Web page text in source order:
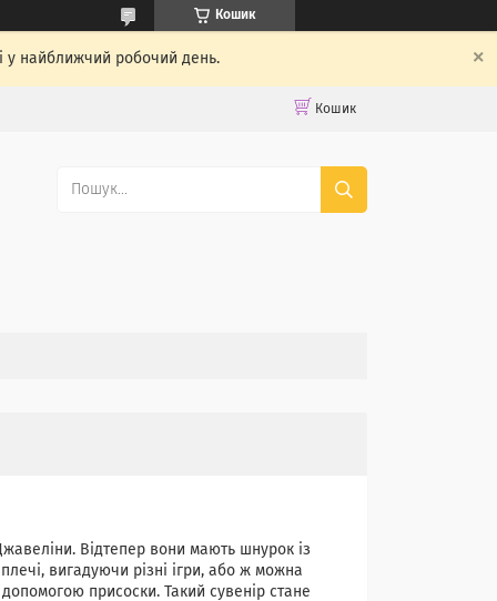
Кошик
у найближчий робочий день.
Кошик
Відтепер вони мають шнурок із
вигадуючи різні ігри, або ж можна
присоски. Такий сувенір стане